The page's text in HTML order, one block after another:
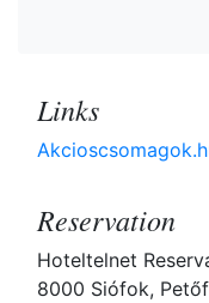
Links
Reservation
Hoteltelnet
8000 Siófok,